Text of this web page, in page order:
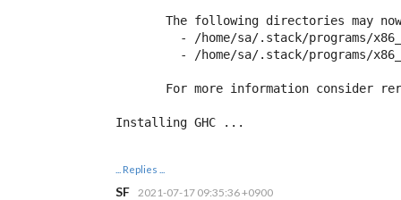
The following directories may now
- /home/sa/.stack/programs/
- /home/sa/.stack/programs/
For more information consider
Installing GHC ...
... Replies ...
SF 2021-07-17 09:35:36 +0900